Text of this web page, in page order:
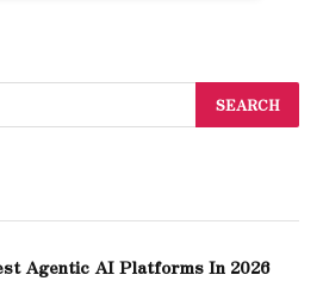
Agentic AI Platforms In 2026